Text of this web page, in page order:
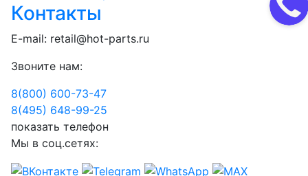
Контакты
E-mail: retail@hot-parts.ru
Звоните нам:
8(800) 600-73-47
8(495) 648-99-25
показать телефон
Мы в соц.сетях: